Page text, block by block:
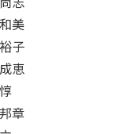
美
子
恵
章